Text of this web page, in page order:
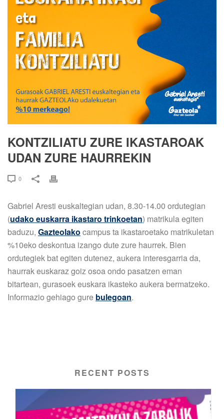
KONTZILIATU ZURE IKASTAROAK
UDAN ZURE HAURREKIN
0
Gabriel Aresti euskaltegian udan, 8.30-14.00 ordutegian
(udako euskarra ikastaro trinkoetan) matrikula egiten
baduzu, Gazteolako campus ta ikastaroetako matrikuletan
%10eko deskontua izango dute zure haurrek. Bien
ordutegiek bat egiten dutenez, aukera interesgarria da,
haurrak euskaraz goiz osoa ondo pasatzen eman
bitartean, gurasoek euskara ikasteko aukera bermatzeko.
Informazio gehiago gure bulegoan.
RECENT POSTS